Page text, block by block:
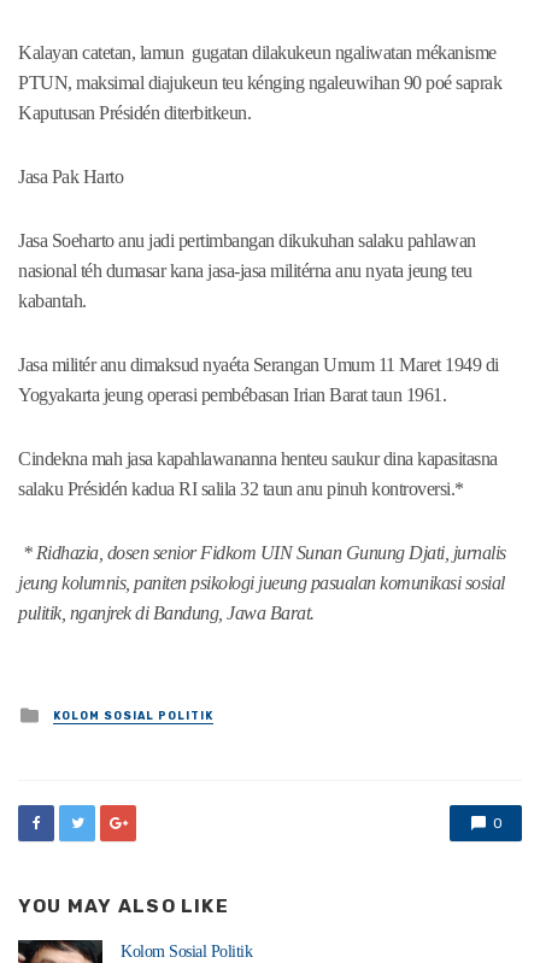
Kalayan catetan, lamun gugatan dilakukeun ngaliwatan mékanisme
PTUN, maksimal diajukeun teu kénging ngaleuwihan 90 poé saprak
Kaputusan Présidén diterbitkeun.
Jasa Pak Harto
Jasa Soeharto anu jadi pertimbangan dikukuhan salaku pahlawan
nasional téh dumasar kana jasa-jasa militérna anu nyata jeung teu
kabantah.
Jasa militér anu dimaksud nyaéta Serangan Umum 11 Maret 1949 di
Yogyakarta jeung operasi pembébasan Irian Barat taun 1961.
Cindekna mah jasa kapahlawananna henteu saukur dina kapasitasna
salaku Présidén kadua RI salila 32 taun anu pinuh kontroversi.*
* Ridhazia, dosen senior Fidkom UIN Sunan Gunung Djati, jurnalis
jeung kolumnis, paniten psikologi jueung pasualan komunikasi sosial
pulitik, nganjrek di Bandung, Jawa Barat.
Posted
in
KOLOM SOSIAL POLITIK
0
YOU MAY ALSO LIKE
Kolom Sosial Politik